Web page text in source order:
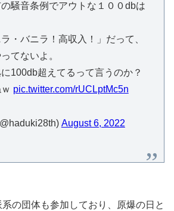
騒音条例でアウトな１００dbは
・バニラ！高収入！」だって、
てないよ。
100db超えてるって言うのか？
pic.twitter.com/rUCLptMc5n
August 6, 2022
の団体も参加しており、原爆の日と